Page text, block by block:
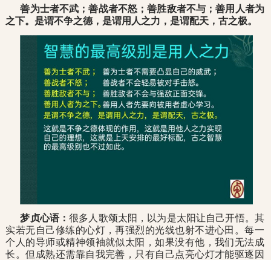
善为士者不武；善战者不怒；善胜敌者不与；善用人者为
之下。是谓不争之德，是谓用人之力，是谓配天，古之极。
梦贞心语：很多人歌颂太阳，以为是太阳让自己开悟。其
实若无自己修练的心灯，再强烈的光线也射不进心田。每一
个人的导师或精神领袖就似太阳，如果没有他，我们无法成
长。但成熟还需靠自我完善，只有自己点亮心灯才能驱逐因